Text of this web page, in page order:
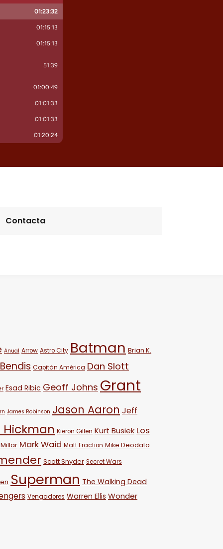
Contacta
Anual Arrow Astro City Batman Brian K.
Capitán América Dan Slott
Esad Ribic Geoff Johns Grant
James Robinson Jason Aaron Jeff
Kieron Gillen Kurt Busiek Los
Mark Waid Matt Fraction Mike Deodato
Scott Snyder Secret Wars
Superman The Walking Dead
Vengadores Warren Ellis Wonder